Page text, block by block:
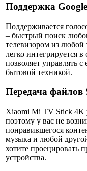
Поддержка
Поддерживается
– быстрый поиск
телевизором из любой
легко интегрируется
позволяет управлять
бытовой техникой.
Передача файлов
Xiaomi Mi TV Stick 4K
поэтому у вас не
понравившегося
музыка и любой
хотите проецировать
устройства.